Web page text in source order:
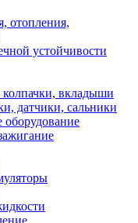
отопления,
устойчивости
колпачки, вкладыши
датчики, сальники
оборудование